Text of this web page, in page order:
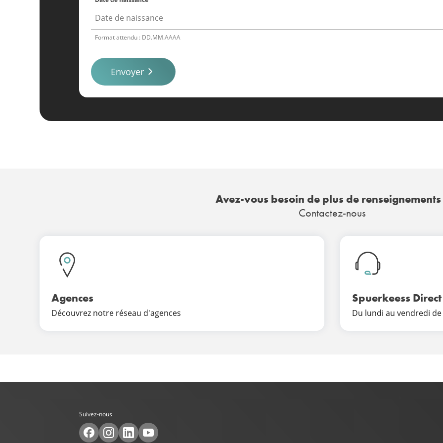
Format attendu : DD.MM.AAAA
Envoyer
Avez-vous besoin de plus de renseignements
Contactez-nous
Agences
Découvrez notre réseau d'agences
Spuerkeess Direct
Du lundi au vendredi de
Suivez-nous